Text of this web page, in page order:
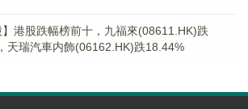
】港股跌幅榜前十，九福來(08611.HK)跌
天瑞汽車内飾(06162.HK)跌18.44%